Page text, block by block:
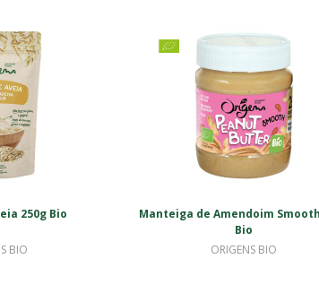
250g Bio
BIO
Manteiga de Amendoim
Bio
ORIGENS BIO